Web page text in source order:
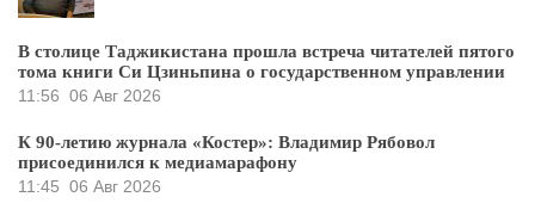
В столице Таджикистана прошла встреча читателей пятого
тома книги Си Цзиньпина о государственном управлении
11:56 06 Авг 2026
К 90-летию журнала «Костер»: Владимир Рябовол
присоединился к медиамарафону
11:45 06 Авг 2026